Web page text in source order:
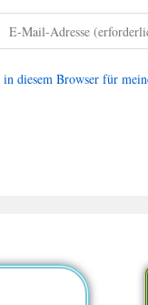
diesem Browser für